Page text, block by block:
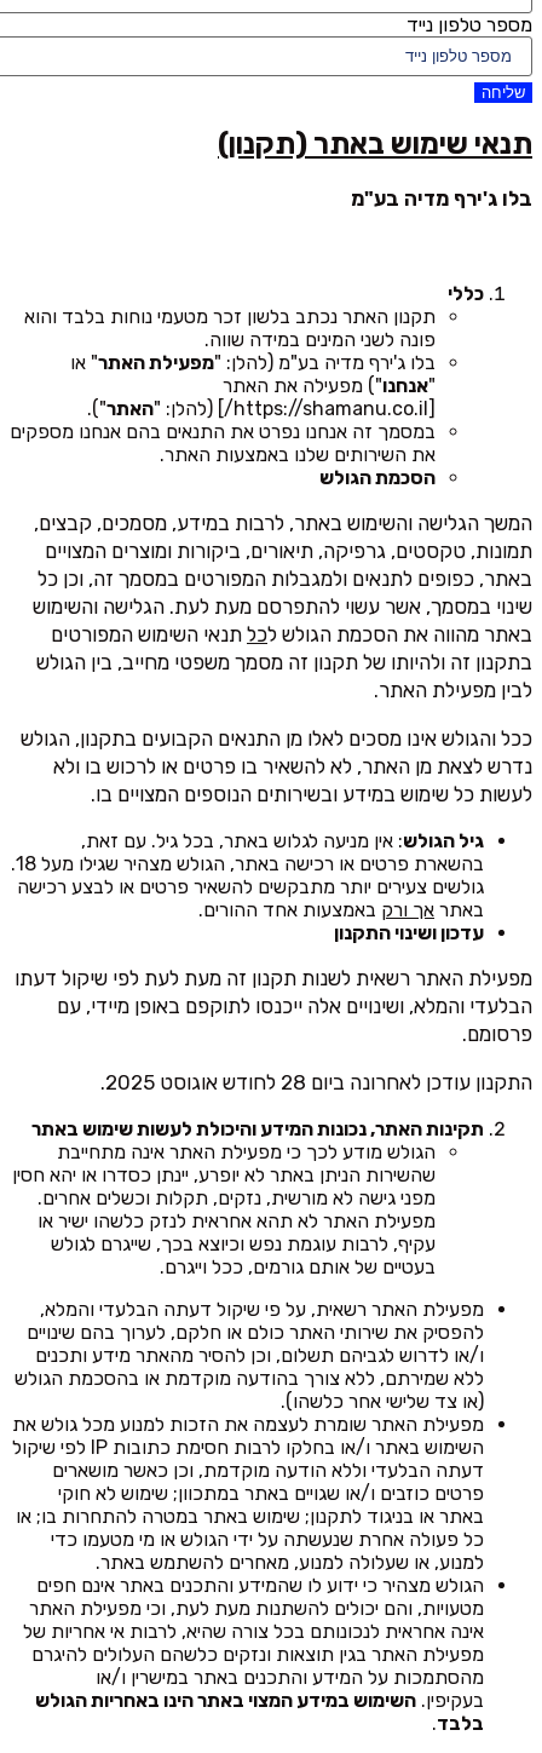
מספר טלפון נייד
שליחה
תנאי שימוש באתר (תקנון)
בלו ג'ירף מדיה בע"מ
כללי
תקנון האתר נכתב בלשון זכר מטעמי נוחות בלבד והוא
פונה לשני המינים במידה שווה.
בלו ג'ירף מדיה בע"מ (להלן: "מפעילת האתר" או
"אנחנו") מפעילה את האתר
[https://shamanu.co.il/] (להלן: "
האתר").
במסמך זה אנחנו נפרט את התנאים בהם אנחנו מספקים
את השירותים שלנו באמצעות האתר.
הסכמת הגולש
המשך הגלישה והשימוש באתר, לרבות במידע, מסמכים, קבצים,
תמונות, טקסטים, גרפיקה, תיאורים, ביקורות ומוצרים המצויים
באתר, כפופים לתנאים ולמגבלות המפורטים במסמך זה, וכן כל
שינוי במסמך, אשר עשוי להתפרסם מעת לעת. הגלישה והשימוש
באתר מהווה את הסכמת הגולש לכל תנאי השימוש המפורטים
בתקנון זה ולהיותו של תקנון זה מסמך משפטי מחייב, בין הגולש
לבין מפעילת האתר.
ככל והגולש אינו מסכים לאלו מן התנאים הקבועים בתקנון, הגולש
נדרש לצאת מן האתר, לא להשאיר בו פרטים או לרכוש בו ולא
לעשות כל שימוש במידע ובשירותים הנוספים המצויים בו.
גיל הגולש: אין מניעה לגלוש באתר, בכל גיל. עם זאת,
בהשארת פרטים או רכישה באתר, הגולש מצהיר שגילו מעל 18.
גולשים צעירים יותר מתבקשים להשאיר פרטים או לבצע רכישה
באתר אך ורק באמצעות אחד ההורים.
עדכון ושינוי התקנון
מפעילת האתר רשאית לשנות תקנון זה מעת לעת לפי שיקול דעתו
הבלעדי והמלא, ושינויים אלה ייכנסו לתוקפם באופן מיידי, עם
פרסומם.
התקנון עודכן לאחרונה ביום 28 לחודש אוגוסט 2025.
תקינות האתר, נכונות המידע והיכולת לעשות שימוש באתר
הגולש מודע לכך כי מפעילת האתר אינה מתחייבת
שהשירות הניתן באתר לא יופרע, יינתן כסדרו או יהא חסין
מפני גישה לא מורשית, נזקים, תקלות וכשלים אחרים.
מפעילת האתר לא תהא אחראית לנזק כלשהו ישיר או
עקיף, לרבות עוגמת נפש וכיוצא בכך, שייגרם לגולש
בעטיים של אותם גורמים, ככל וייגרם.
מפעילת האתר רשאית, על פי שיקול דעתה הבלעדי והמלא,
להפסיק את שירותי האתר כולם או חלקם, לערוך בהם שינויים
ו/או לדרוש לגביהם תשלום, וכן להסיר מהאתר מידע ותכנים
ללא שמירתם, ללא צורך בהודעה מוקדמת או בהסכמת הגולש
(או צד שלישי אחר כלשהו).
מפעילת האתר שומרת לעצמה את הזכות למנוע מכל גולש את
השימוש באתר ו/או בחלקו לרבות חסימת כתובות IP לפי שיקול
דעתה הבלעדי וללא הודעה מוקדמת, וכן כאשר מושארים
פרטים כוזבים ו/או שגויים באתר במתכוון; שימוש לא חוקי
באתר או בניגוד לתקנון; שימוש באתר במטרה להתחרות בו; או
כל פעולה אחרת שנעשתה על ידי הגולש או מי מטעמו כדי
למנוע, או שעלולה למנוע, מאחרים להשתמש באתר.
הגולש מצהיר כי ידוע לו שהמידע והתכנים באתר אינם חפים
מטעויות, והם יכולים להשתנות מעת לעת, וכי מפעילת האתר
אינה אחראית לנכונותם בכל צורה שהיא, לרבות אי אחריות של
מפעילת האתר בגין תוצאות ונזקים כלשהם העלולים להיגרם
מהסתמכות על המידע והתכנים באתר במישרין ו/או
בעקיפין. השימוש במידע המצוי באתר הינו באחריות הגולש
בלבד.